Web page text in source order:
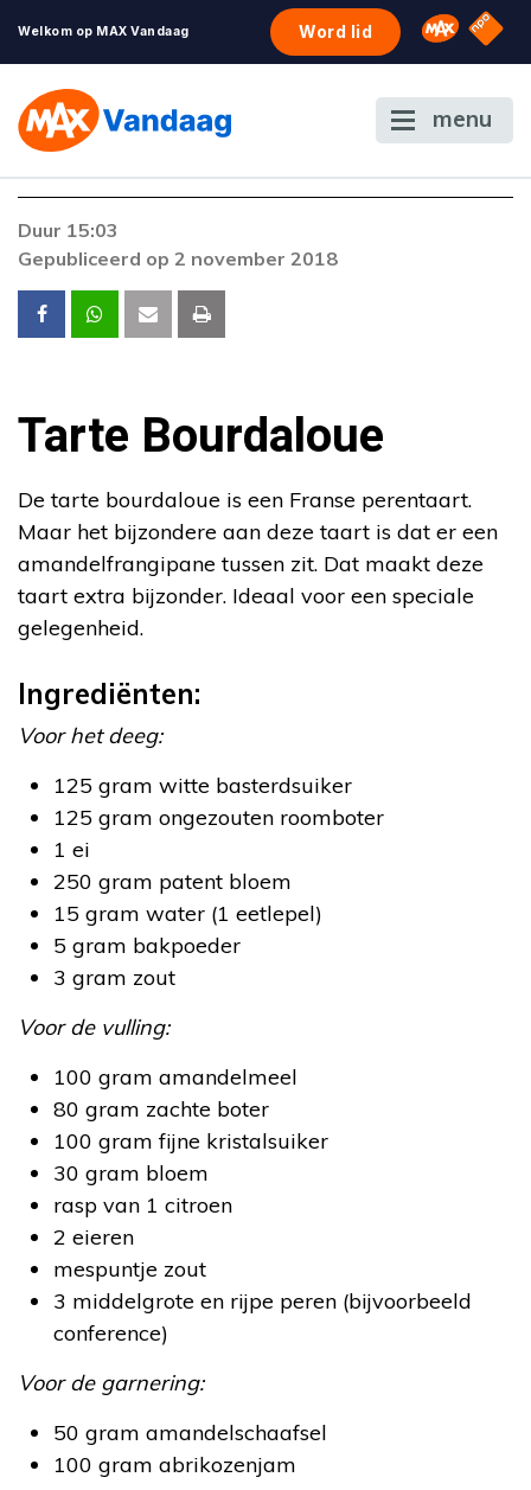
Welkom op MAX Vandaag Word lid Omroep
NPO
menu
De gewenste stream is op dit moment niet
voordoen, neem dan contact op met onze
klantenservice.
Duur 15:03
Gepubliceerd op 2 november 2018
Tarte Bourdaloue
De tarte bourdaloue is een Franse perentaart.
Maar het bijzondere aan deze taart is dat er een
amandelfrangipane tussen zit. Dat maakt deze
taart extra bijzonder. Ideaal voor een speciale
gelegenheid.
Ingrediënten:
Voor het deeg:
125 gram witte basterdsuiker
125 gram ongezouten roomboter
1 ei
250 gram patent bloem
15 gram water (1 eetlepel)
5 gram bakpoeder
3 gram zout
Voor de vulling:
100 gram amandelmeel
80 gram zachte boter
100 gram fijne kristalsuiker
30 gram bloem
rasp van 1 citroen
2 eieren
mespuntje zout
3 middelgrote en rijpe peren (bijvoorbeeld
conference)
Voor de garnering:
50 gram amandelschaafsel
100 gram abrikozenjam